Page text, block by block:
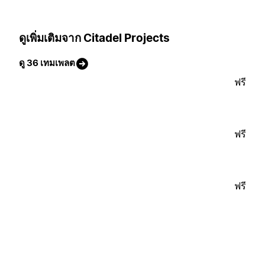
ดูเพิ่มเติมจาก Citadel Projects
ดู 36 เทมเพลต
ฟรี
ฟรี
ฟรี